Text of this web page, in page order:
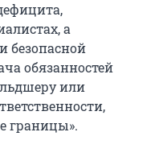
а
безопасной
обязанностей
или
границы».